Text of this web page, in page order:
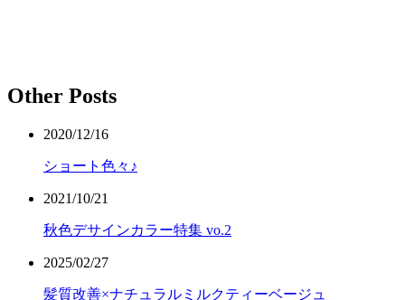
Other Posts
2020/12/16
ショート色々♪
2021/10/21
秋色デサインカラー特集 vo.2
2025/02/27
髪質改善×ナチュラルミルクティーベージュ